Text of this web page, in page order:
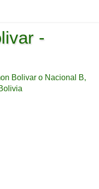
-
Bolivar o Nacional B,